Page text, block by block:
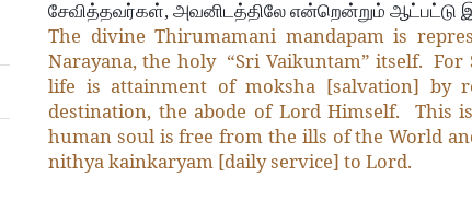
சேவித்தவர்கள், அவனிடத்திலே என்றென்றும் ஆட்பட்டு
The divine Thirumamani mandapam is
Narayana, the holy “Sri Vaikuntam” itself.
life is attainment of moksha [salvation] by
destination, the abode of Lord Himself. This
human soul is free from the ills of the World
nithya kainkaryam [daily service] to Lord.